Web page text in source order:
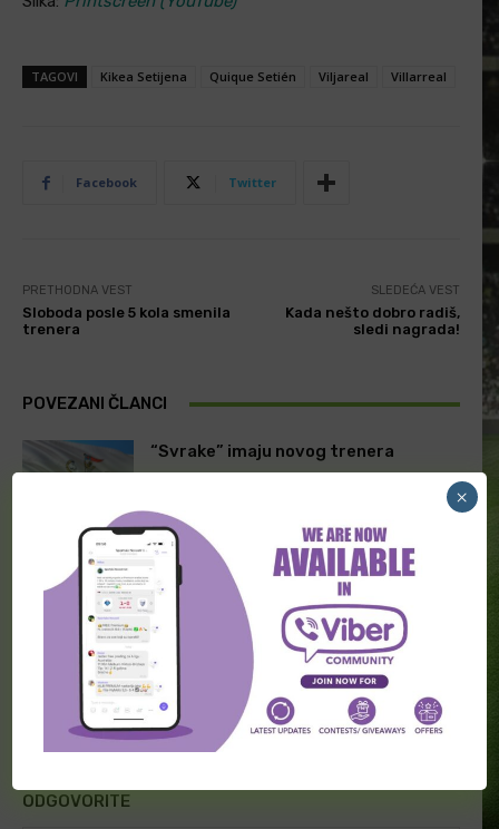
TAGOVI Kikea Setijena Quique Setién Viljareal Villarreal
Facebook Twitter
PRETHODNA VEST
Sloboda posle 5 kola smenila
trenera
SLEDEĆA VEST
Kada nešto dobro radiš,
sledi nagrada!
POVEZANI ČLANCI
“Svrake” imaju novog trenera
Poznat novi selektor Italije
Zidan na klupi “Trikolora”
ODGOVORITE
×